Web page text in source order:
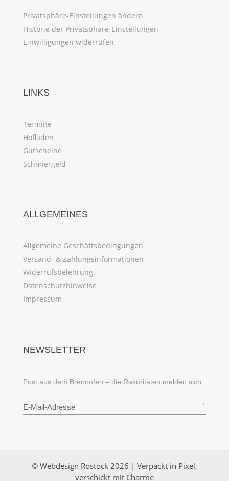
Privatsphäre-Einstellungen ändern
Historie der Privatsphäre-Einstellungen
Einwilligungen widerrufen
LINKS
Termine
Hofladen
Gutscheine
Schmiergeld
ALLGEMEINES
Allgemeine Geschäftsbedingungen
Versand- & Zahlungsinformationen
Widerrufsbelehrung
Datenschutzhinweise
Impressum
NEWSLETTER
Post aus dem Brennofen – die Rakuritäten melden sich.
→
© Webdesign Rostock 2026 | Verpackt in Pixel,
verschickt mit Charme